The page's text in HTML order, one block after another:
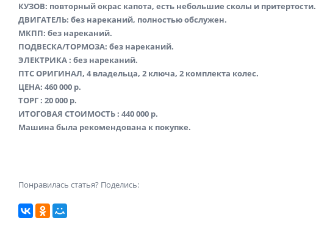
КУЗОВ: повторный окрас капота, есть небольшие сколы и притертости.
ДВИГАТЕЛЬ: без нареканий, полностью обслужен.
МКПП: без нареканий.
ПОДВЕСКА/ТОРМОЗА: без нареканий.
ЭЛЕКТРИКА : без нареканий.
ПТС ОРИГИНАЛ, 4 владельца, 2 ключа, 2 комплекта колес.
ЦЕНА: 460 000 р.
ТОРГ : 20 000 р.
ИТОГОВАЯ СТОИМОСТЬ : 440 000 р.
Машина была рекомендована к покупке.
Понравилась статья? Поделись: